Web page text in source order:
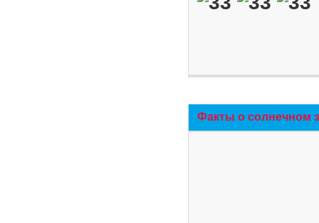
Факты о солнечном